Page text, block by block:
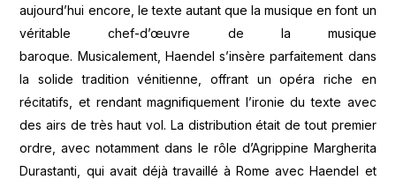
aujourd’hui encore, le texte autant que la musique en font un
véritable chef-d’œuvre de la musique
baroque. Musicalement, Haendel s’insère parfaitement dans
la solide tradition vénitienne, offrant un opéra riche en
récitatifs, et rendant magnifiquement l’ironie du texte avec
des airs de très haut vol. La distribution était de tout premier
ordre, avec notamment dans le rôle d’Agrippine Margherita
Durastanti, qui avait déjà travaillé à Rome avec Haendel et